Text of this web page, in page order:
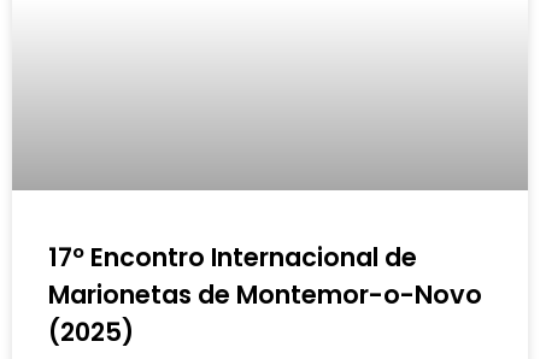
17º Encontro Internacional de
Marionetas de Montemor-o-Novo
(2025)